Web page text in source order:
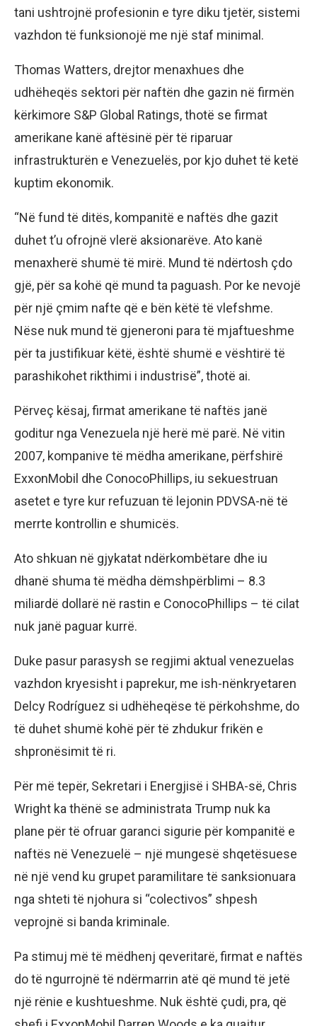
tani ushtrojnë profesionin e tyre diku tjetër, sistemi
vazhdon të funksionojë me një staf minimal.
Thomas Watters, drejtor menaxhues dhe
udhëheqës sektori për naftën dhe gazin në firmën
kërkimore S&P Global Ratings, thotë se firmat
amerikane kanë aftësinë për të riparuar
infrastrukturën e Venezuelës, por kjo duhet të ketë
kuptim ekonomik.
“Në fund të ditës, kompanitë e naftës dhe gazit
duhet t’u ofrojnë vlerë aksionarëve. Ato kanë
menaxherë shumë të mirë. Mund të ndërtosh çdo
gjë, për sa kohë që mund ta paguash. Por ke nevojë
për një çmim nafte që e bën këtë të vlefshme.
Nëse nuk mund të gjeneroni para të mjaftueshme
për ta justifikuar këtë, është shumë e vështirë të
parashikohet rikthimi i industrisë”, thotë ai.
Përveç kësaj, firmat amerikane të naftës janë
goditur nga Venezuela një herë më parë. Në vitin
2007, kompanive të mëdha amerikane, përfshirë
ExxonMobil dhe ConocoPhillips, iu sekuestruan
asetet e tyre kur refuzuan të lejonin PDVSA-në të
merrte kontrollin e shumicës.
Ato shkuan në gjykatat ndërkombëtare dhe iu
dhanë shuma të mëdha dëmshpërblimi – 8.3
miliardë dollarë në rastin e ConocoPhillips – të cilat
nuk janë paguar kurrë.
Duke pasur parasysh se regjimi aktual venezuelas
vazhdon kryesisht i paprekur, me ish-nënkryetaren
Delcy Rodríguez si udhëheqëse të përkohshme, do
të duhet shumë kohë për të zhdukur frikën e
shpronësimit të ri.
Për më tepër, Sekretari i Energjisë i SHBA-së, Chris
Wright ka thënë se administrata Trump nuk ka
plane për të ofruar garanci sigurie për kompanitë e
naftës në Venezuelë – një mungesë shqetësuese
në një vend ku grupet paramilitare të sanksionuara
nga shteti të njohura si “colectivos” shpesh
veprojnë si banda kriminale.
Pa stimuj më të mëdhenj qeveritarë, firmat e naftës
do të ngurrojnë të ndërmarrin atë që mund të jetë
një rënie e kushtueshme. Nuk është çudi, pra, që